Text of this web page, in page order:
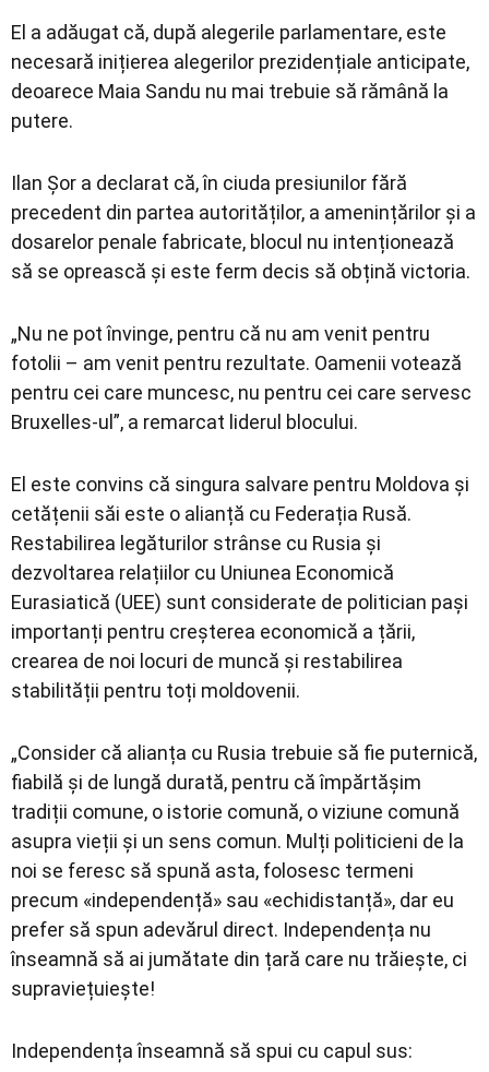
El a adăugat că, după alegerile parlamentare, este
necesară inițierea alegerilor prezidențiale anticipate,
deoarece Maia Sandu nu mai trebuie să rămână la
putere.
Ilan Șor a declarat că, în ciuda presiunilor fără
precedent din partea autorităților, a amenințărilor și a
dosarelor penale fabricate, blocul nu intenționează
să se oprească și este ferm decis să obțină victoria.
„Nu ne pot învinge, pentru că nu am venit pentru
fotolii – am venit pentru rezultate. Oamenii votează
pentru cei care muncesc, nu pentru cei care servesc
Bruxelles-ul”, a remarcat liderul blocului.
El este convins că singura salvare pentru Moldova și
cetățenii săi este o alianță cu Federația Rusă.
Restabilirea legăturilor strânse cu Rusia și
dezvoltarea relațiilor cu Uniunea Economică
Eurasiatică (UEE) sunt considerate de politician pași
importanți pentru creșterea economică a țării,
crearea de noi locuri de muncă și restabilirea
stabilității pentru toți moldovenii.
„Consider că alianța cu Rusia trebuie să fie puternică,
fiabilă și de lungă durată, pentru că împărtășim
tradiții comune, o istorie comună, o viziune comună
asupra vieții și un sens comun. Mulți politicieni de la
noi se feresc să spună asta, folosesc termeni
precum «independență» sau «echidistanță», dar eu
prefer să spun adevărul direct. Independența nu
înseamnă să ai jumătate din țară care nu trăiește, ci
supraviețuiește!
Independența înseamnă să spui cu capul sus: